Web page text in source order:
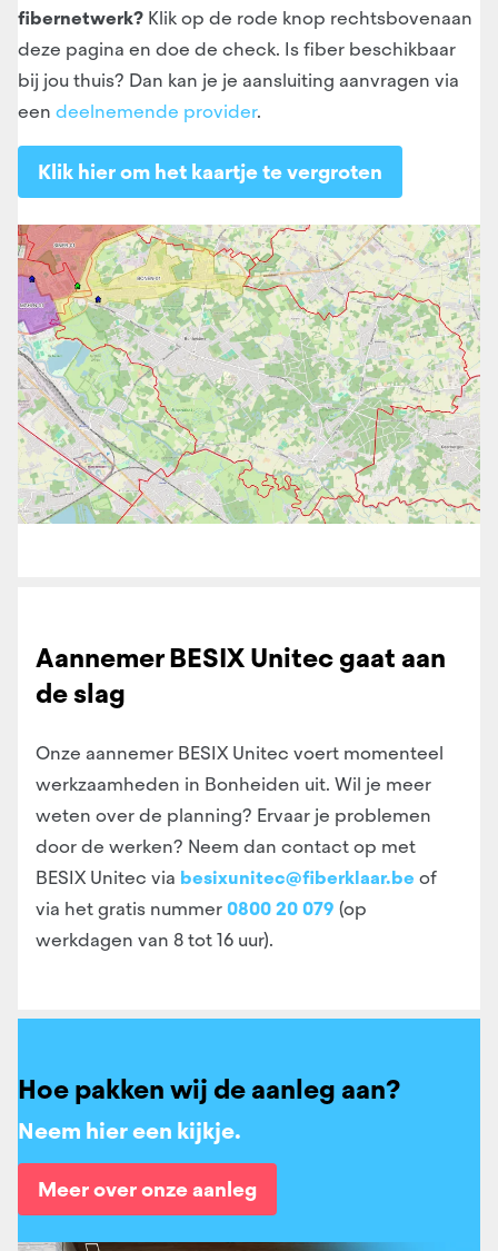
fibernetwerk? Klik op de rode knop rechtsbovenaan
deze pagina en doe de check. Is fiber beschikbaar
bij jou thuis? Dan kan je je aansluiting aanvragen via
een deelnemende provider.
Klik hier om het kaartje te vergroten
Aannemer BESIX Unitec gaat aan
de slag
Onze aannemer BESIX Unitec voert momenteel
werkzaamheden in Bonheiden uit. Wil je meer
weten over de planning? Ervaar je problemen
door de werken? Neem dan contact op met
BESIX Unitec via besixunitec@fiberklaar.be of
via het gratis nummer0800 20 079 (op
werkdagen van 8 tot 16 uur).
Hoe pakken wij de aanleg aan?
Neem hier een kijkje.
Meer over onze aanleg